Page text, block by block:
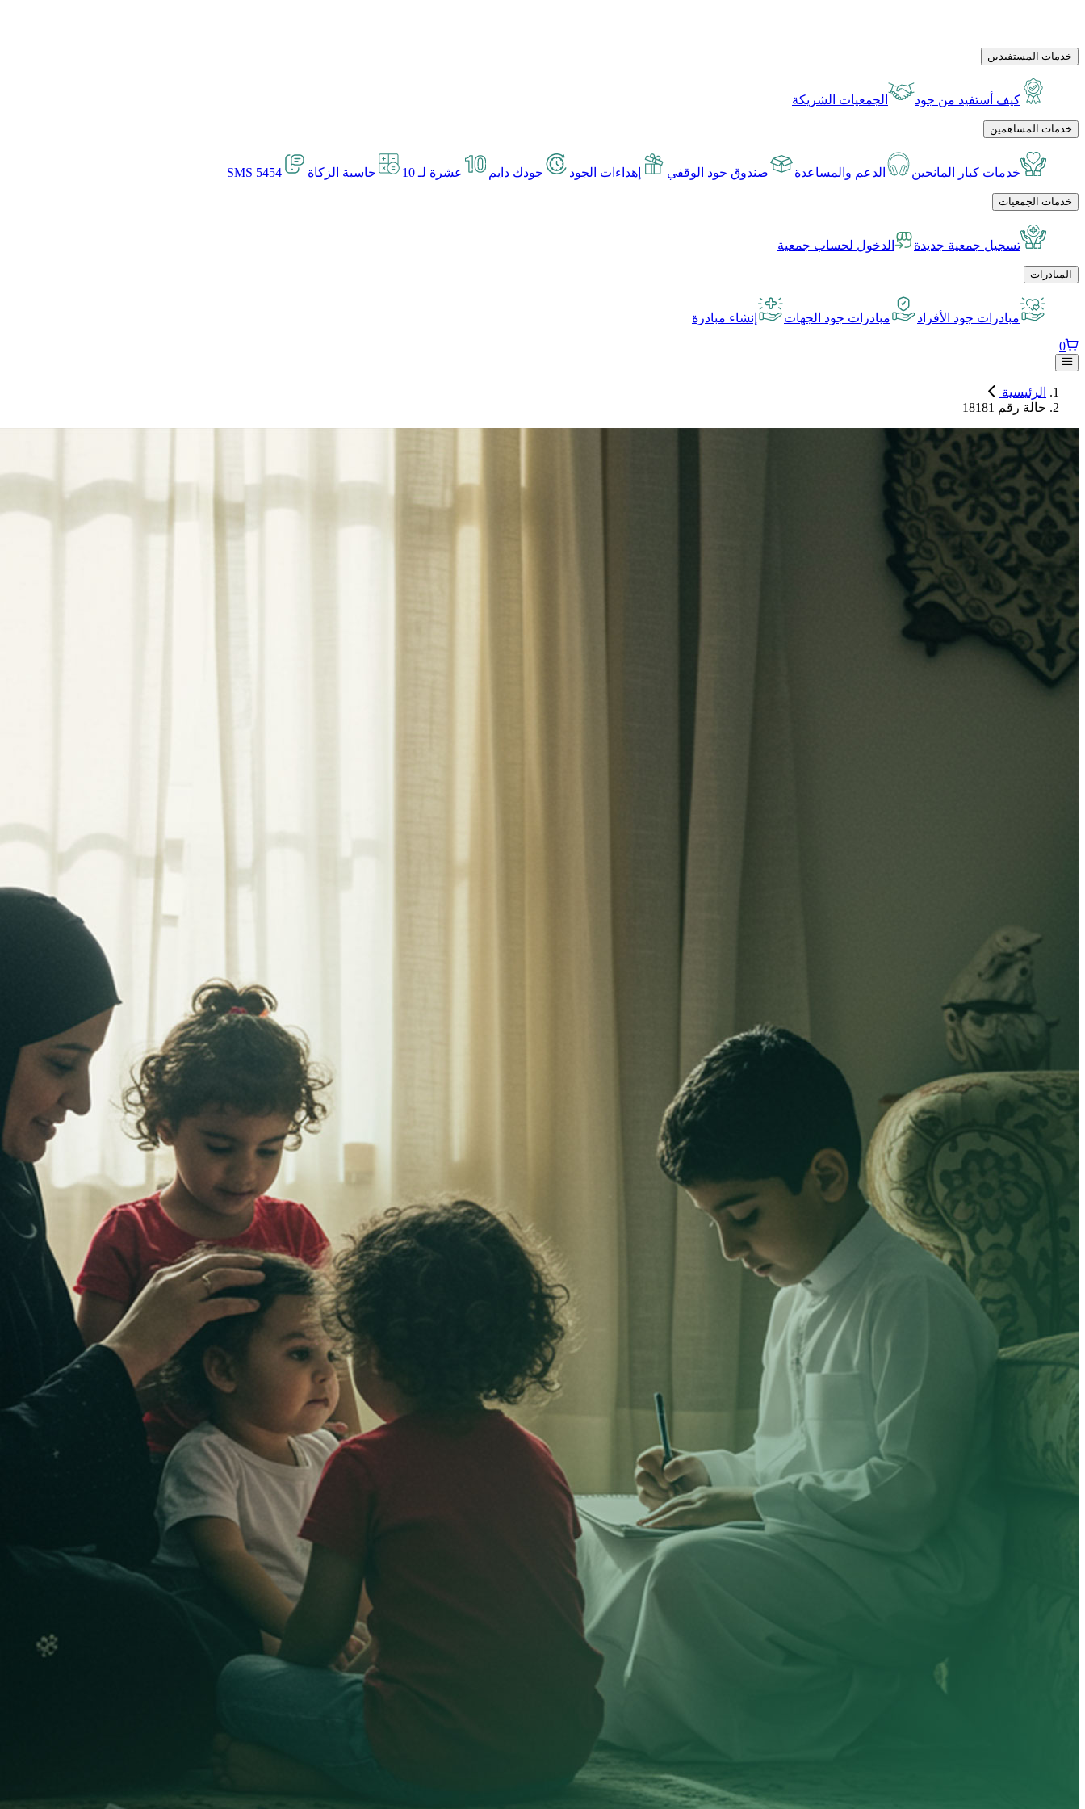
خدمات المستفيدين
كيف أستفيد من جود الجمعيات الشريكة
خدمات المساهمين
خدمات كبار المانحين الدعم والمساعدة صندوق جود الوقفي إهداءات الجود جودك دايم عشرة لـ 10 حاسبة الزكاة SMS 5454
خدمات الجمعيات
تسجيل جمعية جديدة الدخول لحساب جمعية
المبادرات
مبادرات جود الأفراد مبادرات جود الجهات إنشاء مبادرة
0
الرئيسية
حالة رقم 18181